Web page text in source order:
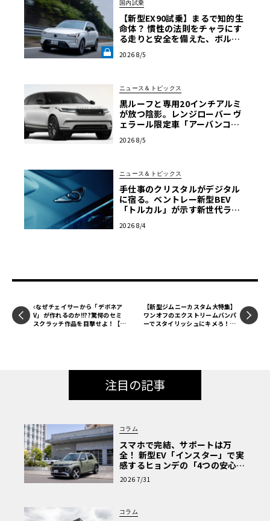
国内試乗
【新型EX90試乗】まるで知的生
命体？ 慣性の法則をチャラにす
る走りと安全を備えた、ボルボ
AB》
2026 8/5
ニュース＆トピックス
黒ルーフと専用20インチアルミ
が放つ陰影。レンジローバー ヴ
ェラール限定車「アーバンコン
2026 8/5
ニュース＆トピックス
手仕事のクリスタルがデジタル
に宿る。ベントレー新型BEV
「トルカル」が示す新世代ラグ
2026 8/4
なぜチェイサーから「デボネア
V」が作れるのか!!??驚愕のセミ
スクラッチ作品を目撃せよ！【モ
【新型ジムニーカスタム大特集】
ワンオフのエクストリームバンパ
ーでスタイリッシュにキメろ！
注目の記事
コラム
スマホで完結、サポートは万
全！ 新型EV「インスター」で実
感するヒョンデの「4つの安心」
【第1回・ヒョンデ6つの疑問：
Why? Hyundai?】〈PR〉
2026 7/31
コラム